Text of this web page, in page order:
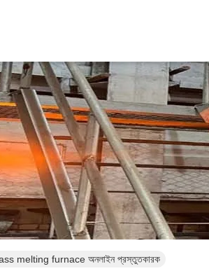
melting furnace অনলাইন প্রস্তুতকারক